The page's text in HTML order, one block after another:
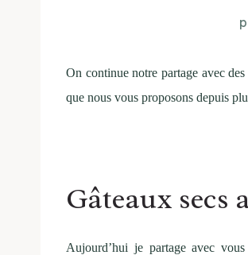
On continue notre partage avec
que nous vous proposons depuis
Gâteaux secs
Aujourd’hui je partage avec